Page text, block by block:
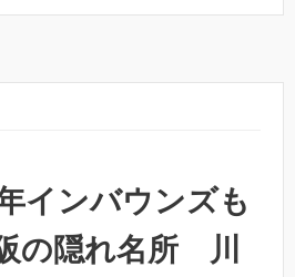
インバウンズも
の隠れ名所 川